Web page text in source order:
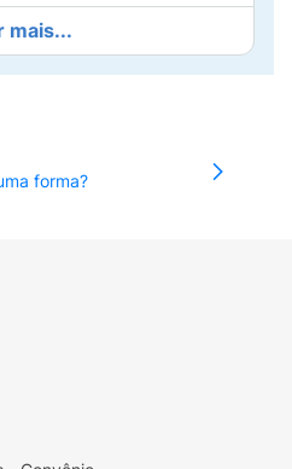
Com
barreira poderosa
Sua fórmula
o uso contínuo.
entregando uma cor
(efeito "sun kissed")
mais...
forma?